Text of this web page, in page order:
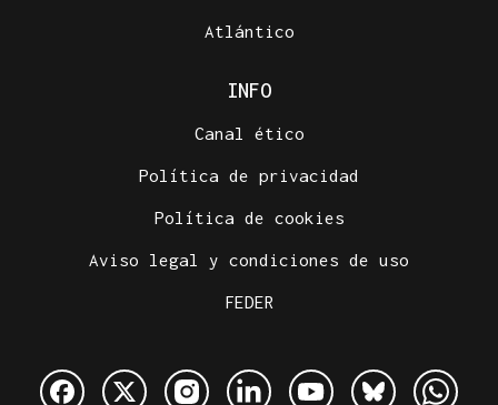
Atlántico
INFO
Canal ético
Política de privacidad
Política de cookies
Aviso legal y condiciones de uso
FEDER